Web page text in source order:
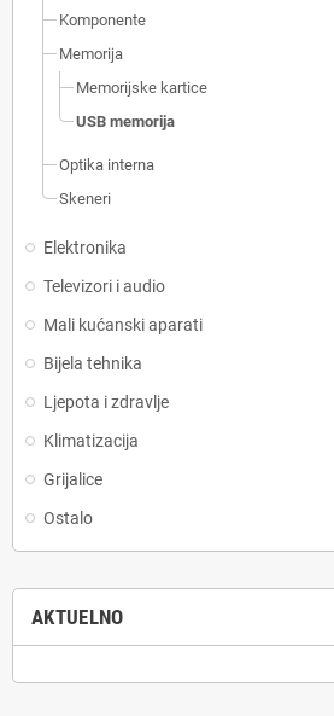
Komponente
Memorija
Memorijske kartice
USB memorija
Optika interna
Skeneri
Elektronika
Televizori i audio
Mali kućanski aparati
Bijela tehnika
Ljepota i zdravlje
Klimatizacija
Grijalice
Ostalo
AKTUELNO